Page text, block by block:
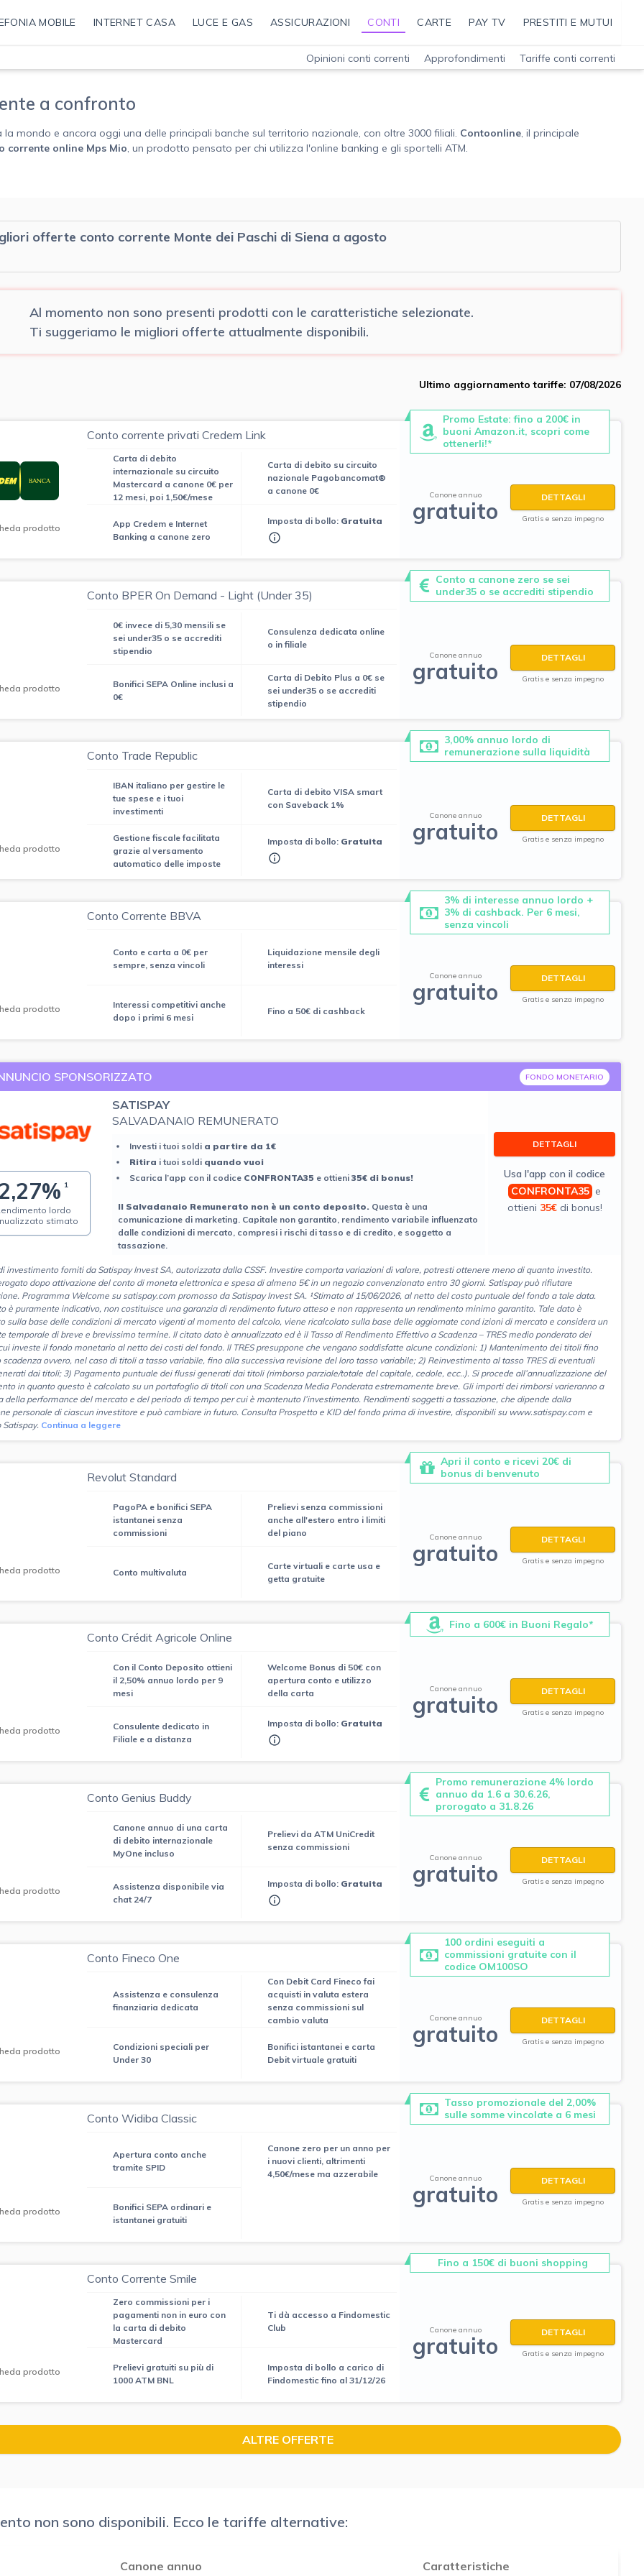
MOBILE INTERNET CASA LUCE E GAS ASSICURAZIONI CONTI CARTE PAY TV PRESTITI E MUTUI
Opinioni conti correnti Approfondimenti Tariffe conti correnti
a confronto
mondo e ancora oggi una delle principali banche sul territorio nazionale, con oltre 3000 filiali. Contoonline, il principale
corrente online Mps Mio, un prodotto pensato per chi utilizza l'online banking e gli sportelli ATM.
offerte conto corrente Monte dei Paschi di Siena a agosto
Al momento non sono presenti prodotti con le caratteristiche selezionate.
Ti suggeriamo le migliori offerte attualmente disponibili.
Ultimo aggiornamento tariffe: 07/08/2026
Promo Estate: fino a 200€ in
buoni Amazon.it, scopri come
ottenerli!*
prodotto
Conto corrente privati Credem Link
Carta di debito
internazionale su circuito
Mastercard a canone 0€ per
12 mesi, poi 1,50€/mese
App Credem e Internet
Banking a canone zero
Carta di debito su circuito
nazionale Pagobancomat®
a canone 0€
Imposta di bollo: Gratuita
Canone annuo
gratuito
DETTAGLI
Gratis e senza impegno
Conto a canone zero se sei
under35 o se accrediti stipendio
prodotto
Conto BPER On Demand - Light (Under 35)
0€ invece di 5,30 mensili se
sei under35 o se accrediti
stipendio
Bonifici SEPA Online inclusi a
0€
Consulenza dedicata online
o in filiale
Carta di Debito Plus a 0€ se
sei under35 o se accrediti
stipendio
Canone annuo
gratuito
DETTAGLI
Gratis e senza impegno
3,00% annuo lordo di
remunerazione sulla liquidità
prodotto
Conto Trade Republic
IBAN italiano per gestire le
tue spese e i tuoi
investimenti
Gestione fiscale facilitata
grazie al versamento
automatico delle imposte
Carta di debito VISA smart
con Saveback 1%
Imposta di bollo: Gratuita
Canone annuo
gratuito
DETTAGLI
Gratis e senza impegno
3% di interesse annuo lordo +
3% di cashback. Per 6 mesi,
senza vincoli
prodotto
Conto Corrente BBVA
Conto e carta a 0€ per
sempre, senza vincoli
Interessi competitivi anche
dopo i primi 6 mesi
Liquidazione mensile degli
interessi
Fino a 50€ di cashback
Canone annuo
gratuito
DETTAGLI
Gratis e senza impegno
SPONSORIZZATO FONDO MONETARIO
1
lordo
stimato
SATISPAY
SALVADANAIO REMUNERATO
Investi i tuoi soldi a partire da 1€
Ritira i tuoi soldi quando vuoi
Scarica l’app con il codice CONFRONTA35 e ottieni 35€ di bonus!
ll Salvadanaio Remunerato non è un conto deposito.Questa è una
comunicazione di marketing. Capitale non garantito, rendimento variabile influenzato
dalle condizioni di mercato, compresi i rischi di tasso e di credito, e soggetto a
tassazione.
DETTAGLI
Usa l'app con il codice
CONFRONTA35 e
ottieni 35€di bonus!
investimento forniti da Satispay Invest SA, autorizzata dalla CSSF. Investire comporta variazioni di valore, potresti ottenere meno di quanto investito.
dopo attivazione del conto di moneta elettronica e spesa di almeno 5€ in un negozio convenzionato entro 30 giorni. Satispay può rifiutare
Programma Welcome su satispay.com promosso da Satispay Invest SA. ¹Stimato al 15/06/2026, al netto del costo puntuale del fondo a tale data.
è puramente indicativo, non costituisce una garanzia di rendimento futuro atteso e non rappresenta un rendimento minimo garantito. Tale dato è
sulla base delle condizioni di mercato vigenti al momento del calcolo, viene ricalcolato sulla base delle aggiornate cond izioni di mercato e considera un
temporale di breve e brevissimo termine. Il citato dato è annualizzato ed è il Tasso di Rendimento Effettivo a Scadenza – TRES medio ponderato dei
investe il fondo monetario al netto dei costi del fondo. Il TRES presuppone che vengano soddisfatte alcune condizioni: 1) Mantenimento dei titoli fino
scadenza ovvero, nel caso di titoli a tasso variabile, fino alla successiva revisione del loro tasso variabile; 2) Reinvestimento al tasso TRES di eventuali
dai titoli; 3) Pagamento puntuale dei flussi generati dai titoli (rimborso parziale/totale del capitale, cedole, ecc..). Si procede all’annualizzazione del
in quanto questo è calcolato su un portafoglio di titoli con una Scadenza Media Ponderata estremamente breve. Gli importi dei rimborsi varieranno a
della performance del mercato e del periodo di tempo per cui è mantenuto l’investimento. Rendimenti soggetti a tassazione, che dipende dalla
personale di ciascun investitore e può cambiare in futuro. Consulta Prospetto e KID del fondo prima di investire, disponibili su www.satispay.com e
Satispay. Continua a leggere
Apri il conto e ricevi 20€ di
bonus di benvenuto
prodotto
Revolut Standard
PagoPA e bonifici SEPA
istantanei senza
commissioni
Conto multivaluta
Prelievi senza commissioni
anche all'estero entro i limiti
del piano
Carte virtuali e carte usa e
getta gratuite
Canone annuo
gratuito
DETTAGLI
Gratis e senza impegno
Fino a 600€ in Buoni Regalo*
prodotto
Conto Crédit Agricole Online
Con il Conto Deposito ottieni
il 2,50% annuo lordo per 9
mesi
Consulente dedicato in
Filiale e a distanza
Welcome Bonus di 50€ con
apertura conto e utilizzo
della carta
Imposta di bollo: Gratuita
Canone annuo
gratuito
DETTAGLI
Gratis e senza impegno
Promo remunerazione 4% lordo
annuo da 1.6 a 30.6.26,
prorogato a 31.8.26
prodotto
Conto Genius Buddy
Canone annuo di una carta
di debito internazionale
MyOne incluso
Assistenza disponibile via
chat 24/7
Prelievi da ATM UniCredit
senza commissioni
Imposta di bollo: Gratuita
Canone annuo
gratuito
DETTAGLI
Gratis e senza impegno
100 ordini eseguiti a
commissioni gratuite con il
codice OM100SO
prodotto
Conto Fineco One
Assistenza e consulenza
finanziaria dedicata
Condizioni speciali per
Under 30
Con Debit Card Fineco fai
acquisti in valuta estera
senza commissioni sul
cambio valuta
Bonifici istantanei e carta
Debit virtuale gratuiti
Canone annuo
gratuito
DETTAGLI
Gratis e senza impegno
Tasso promozionale del 2,00%
sulle somme vincolate a 6 mesi
prodotto
Conto Widiba Classic
Apertura conto anche
tramite SPID
Bonifici SEPA ordinari e
istantanei gratuiti
Canone zero per un anno per
i nuovi clienti, altrimenti
4,50€/mese ma azzerabile
Canone annuo
gratuito
DETTAGLI
Gratis e senza impegno
Fino a 150€ di buoni shopping
prodotto
Conto Corrente Smile
Zero commissioni per i
pagamenti non in euro con
la carta di debito
Mastercard
Prelievi gratuiti su più di
1000 ATM BNL
Ti dà accesso a Findomestic
Club
Imposta di bollo a carico di
Findomestic fino al 31/12/26
Canone annuo
gratuito
DETTAGLI
Gratis e senza impegno
ALTRE OFFERTE
non sono disponibili. Ecco le tariffe alternative:
Canone annuo Caratteristiche